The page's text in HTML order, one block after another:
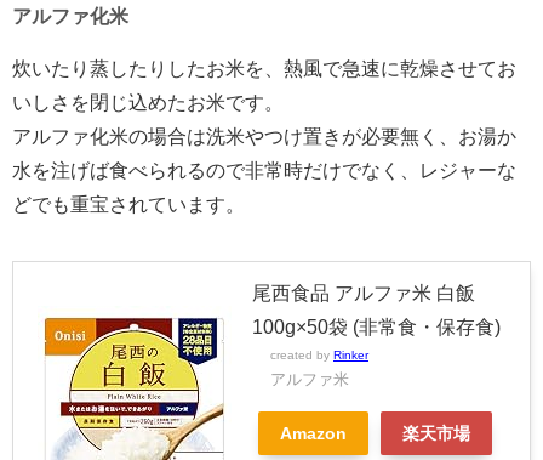
アルファ化米
炊いたり蒸したりしたお米を、熱風で急速に乾燥させてお
いしさを閉じ込めたお米です。
アルファ化米の場合は洗米やつけ置きが必要無く、お湯か
水を注げば食べられるので非常時だけでなく、レジャーな
どでも重宝されています。
尾西食品 アルファ米 白飯
100g×50袋 (非常食・保存食)
created by Rinker
アルファ米
Amazon 楽天市場